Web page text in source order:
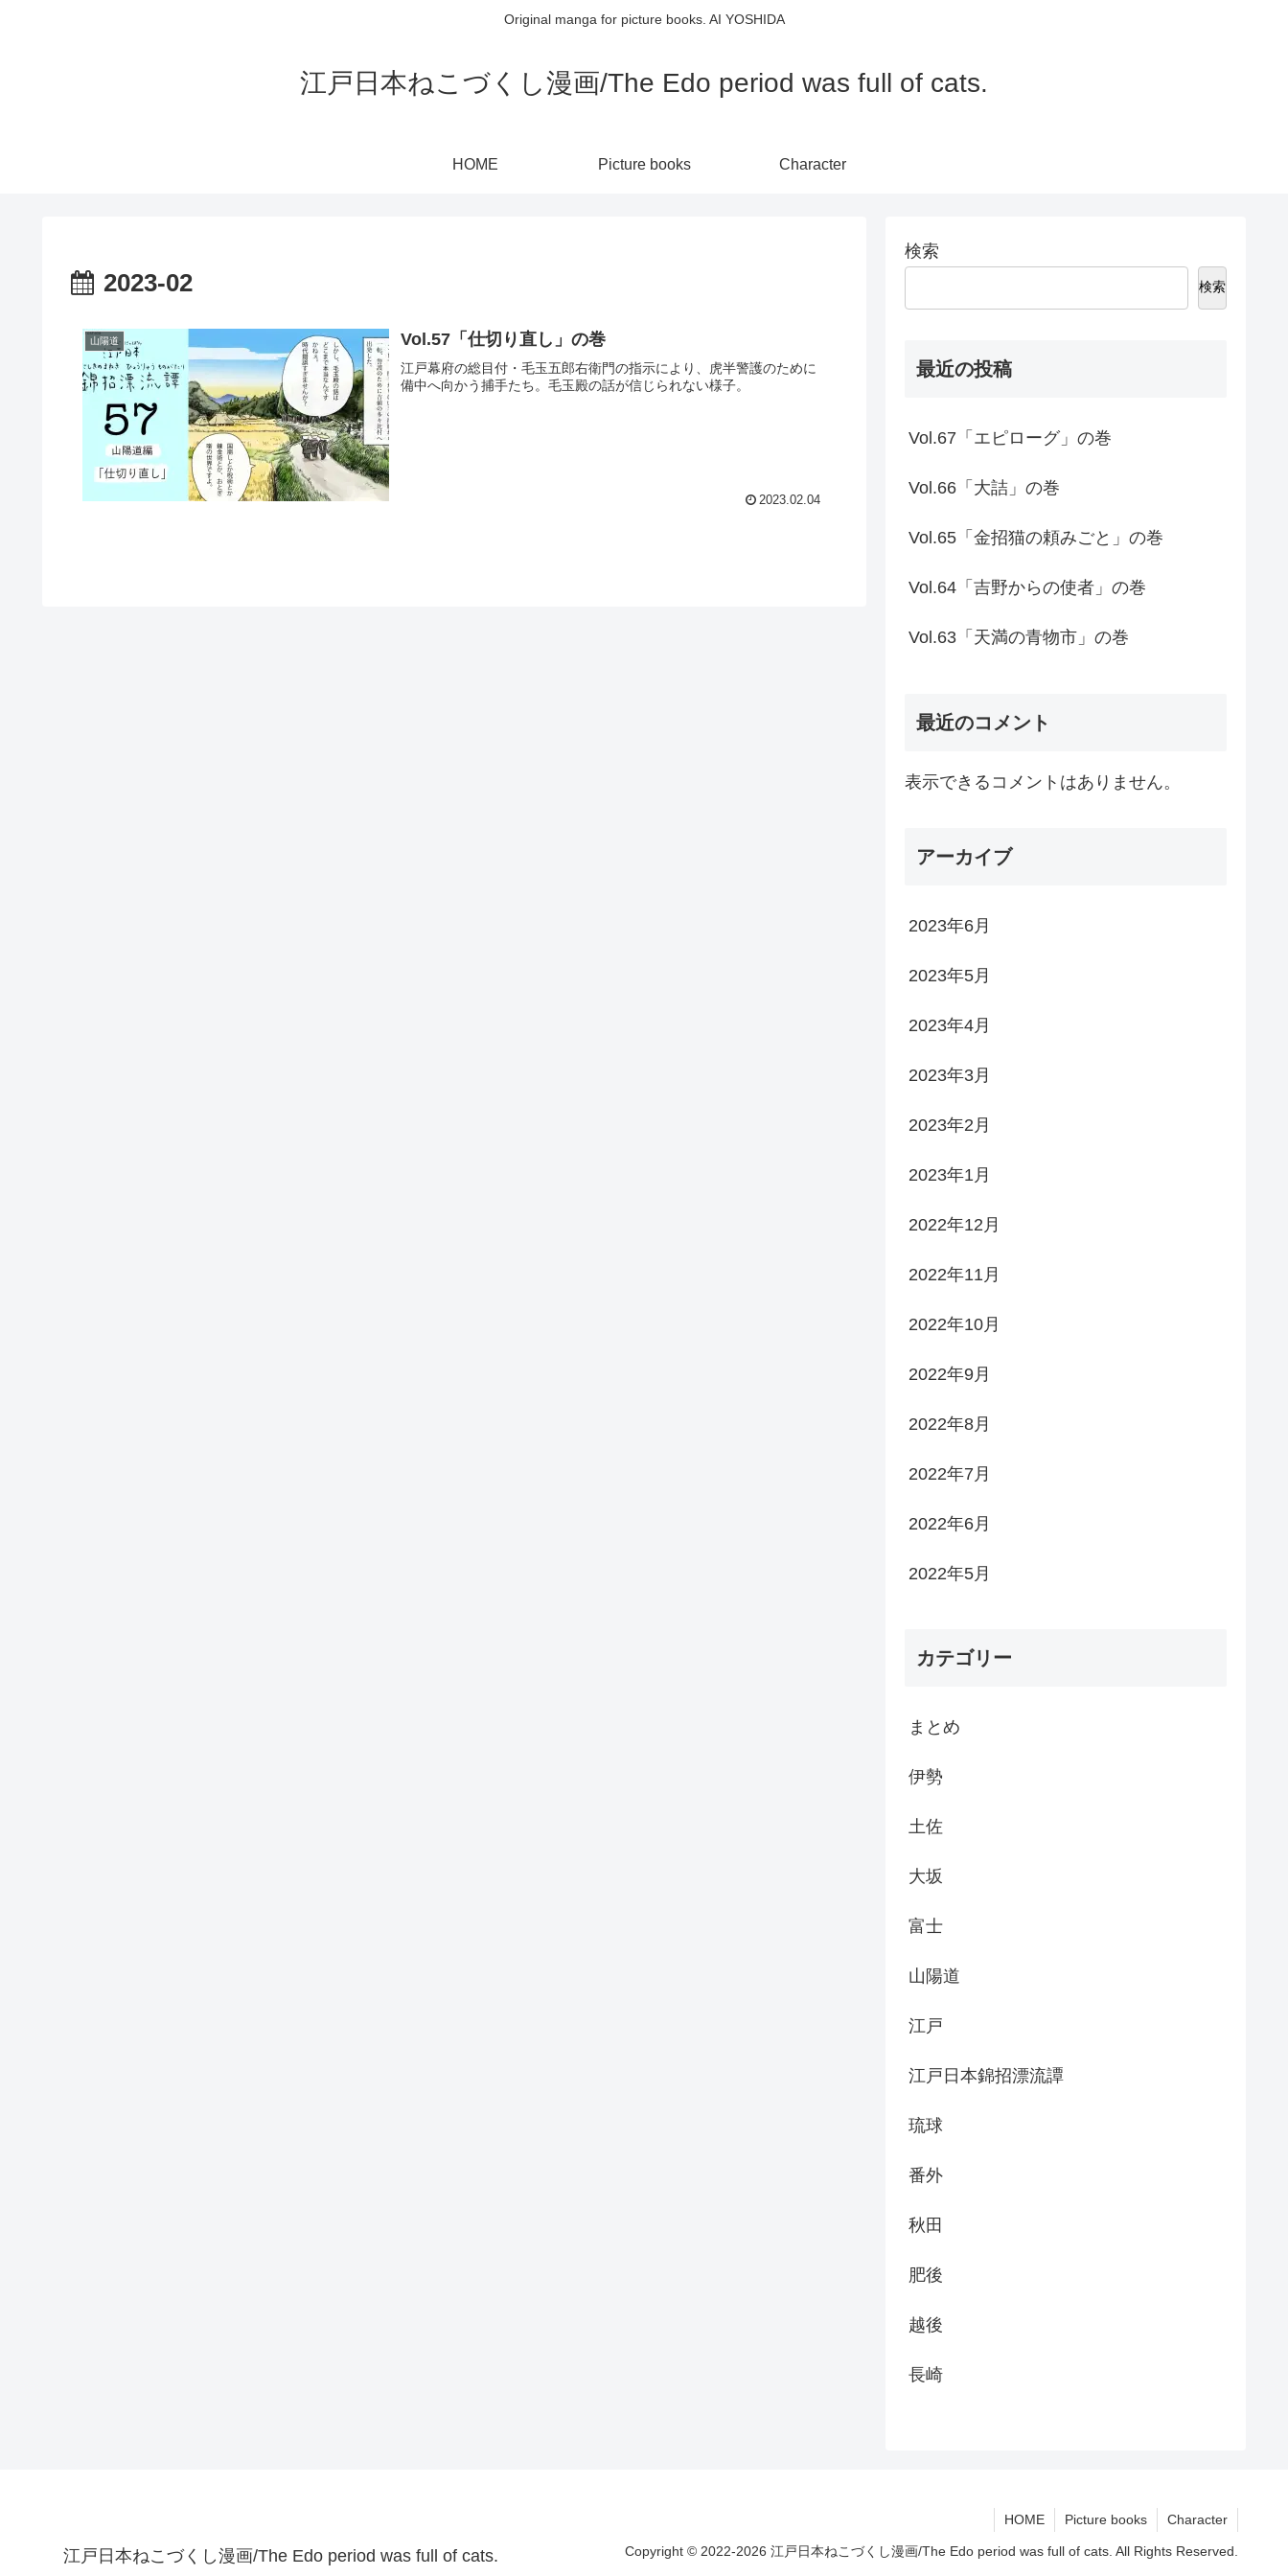
Original manga for picture books. AI YOSHIDA
江戸日本ねこづくし漫画/The Edo period was full of cats.
HOME Picture books Character
2023-02
山陽道 Vol.57「仕切り直し」の巻
江戸幕府の総目付・毛玉五郎右衛門の指示により、虎半警護のために
備中へ向かう捕手たち。毛玉殿の話が信じられない様子。
2023.02.04
検索
検索
最近の投稿
Vol.67「エピローグ」の巻
Vol.66「大詰」の巻
Vol.65「金招猫の頼みごと」の巻
Vol.64「吉野からの使者」の巻
Vol.63「天満の青物市」の巻
最近のコメント
表示できるコメントはありません。
アーカイブ
2023年6月
2023年5月
2023年4月
2023年3月
2023年2月
2023年1月
2022年12月
2022年11月
2022年10月
2022年9月
2022年8月
2022年7月
2022年6月
2022年5月
カテゴリー
まとめ
伊勢
土佐
大坂
富士
山陽道
江戸
江戸日本錦招漂流譚
琉球
番外
秋田
肥後
越後
長崎
江戸日本ねこづくし漫画/The Edo period was full of cats.
HOME Picture books Character
Copyright © 2022-2026 江戸日本ねこづくし漫画/The Edo period was full of cats. All Rights Reserved.